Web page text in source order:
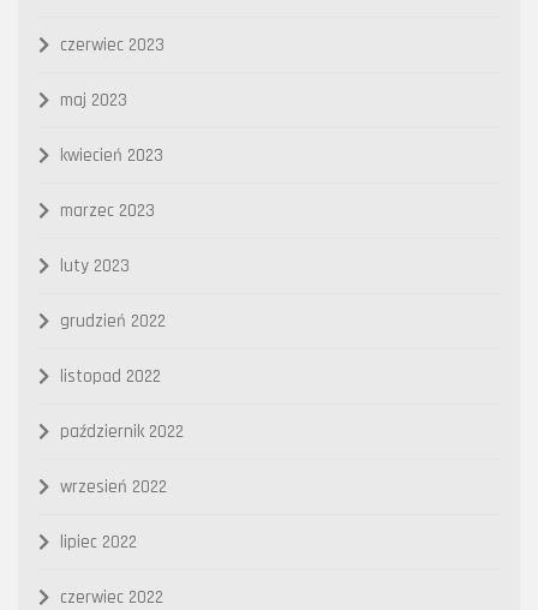
czerwiec 2023
maj 2023
kwiecień 2023
marzec 2023
luty 2023
grudzień 2022
listopad 2022
październik 2022
wrzesień 2022
lipiec 2022
czerwiec 2022